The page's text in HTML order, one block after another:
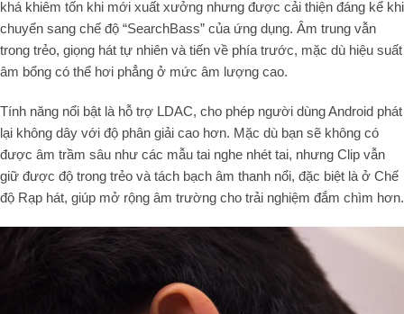
khá khiêm tốn khi mới xuất xưởng nhưng được cải thiện đáng kể khi
chuyển sang chế độ “SearchBass” của ứng dụng. Âm trung vẫn
trong trẻo, giọng hát tự nhiên và tiến về phía trước, mặc dù hiệu suất
âm bổng có thể hơi phẳng ở mức âm lượng cao.
Tính năng nổi bật là hỗ trợ LDAC, cho phép người dùng Android phát
lại không dây với độ phân giải cao hơn. Mặc dù bạn sẽ không có
được âm trầm sâu như các mẫu tai nghe nhét tai, nhưng Clip vẫn
giữ được độ trong trẻo và tách bạch âm thanh nổi, đặc biệt là ở Chế
độ Rạp hát, giúp mở rộng âm trường cho trải nghiệm đắm chìm hơn.